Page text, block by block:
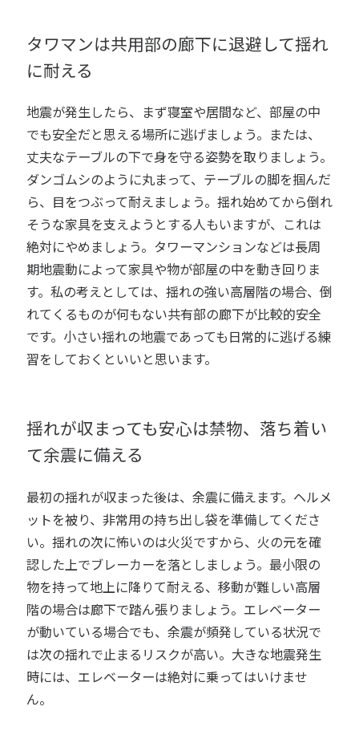
タワマンは共用部の廊下に退避して揺れ
に耐える
地震が発生したら、まず寝室や居間など、部屋の中
でも安全だと思える場所に逃げましょう。または、
丈夫なテーブルの下で身を守る姿勢を取りましょう。
ダンゴムシのように丸まって、テーブルの脚を掴んだ
ら、目をつぶって耐えましょう。揺れ始めてから倒れ
そうな家具を支えようとする人もいますが、これは
絶対にやめましょう。タワーマンションなどは長周
期地震動によって家具や物が部屋の中を動き回りま
す。私の考えとしては、揺れの強い高層階の場合、倒
れてくるものが何もない共有部の廊下が比較的安全
です。小さい揺れの地震であっても日常的に逃げる練
習をしておくといいと思います。
揺れが収まっても安心は禁物、落ち着い
て余震に備える
最初の揺れが収まった後は、余震に備えます。ヘルメ
ットを被り、非常用の持ち出し袋を準備してくださ
い。揺れの次に怖いのは火災ですから、火の元を確
認した上でブレーカーを落としましょう。最小限の
物を持って地上に降りて耐える、移動が難しい高層
階の場合は廊下で踏ん張りましょう。エレベーター
が動いている場合でも、余震が頻発している状況で
は次の揺れで止まるリスクが高い。大きな地震発生
時には、エレベーターは絶対に乗ってはいけませ
ん。